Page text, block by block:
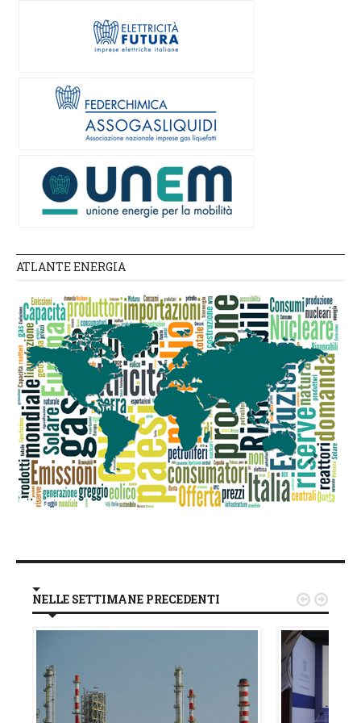
ATLANTE ENERGIA
NELLE SETTIMANE PRECEDENTI  